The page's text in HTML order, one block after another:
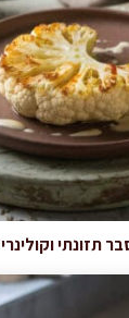
תזונתי וקולינרי